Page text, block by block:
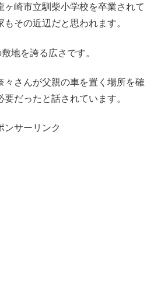
ヶ崎市立馴柴小学校を卒業されて
その近辺だと思われます。
地を誇る広さです。
々さんが父親の車を置く場所を確
だったと話されています。
ンサーリンク